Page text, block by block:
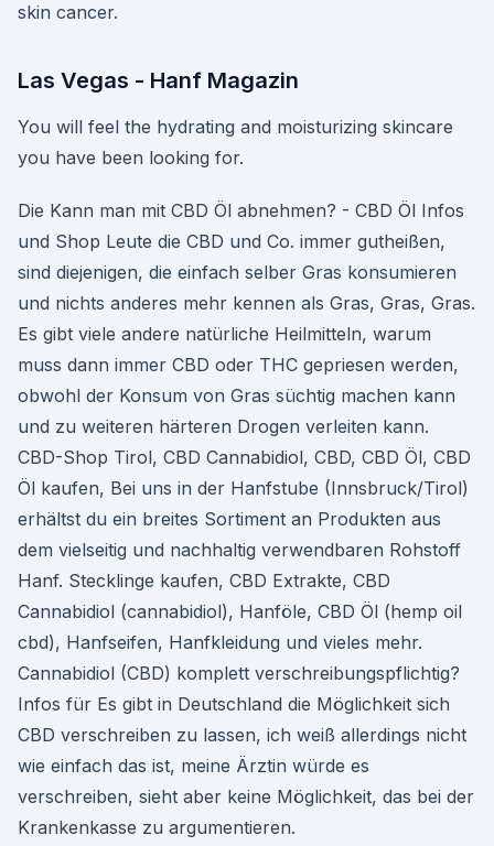
skin cancer.
Las Vegas - Hanf Magazin
You will feel the hydrating and moisturizing skincare
you have been looking for.
Die Kann man mit CBD Öl abnehmen? - CBD Öl Infos
und Shop Leute die CBD und Co. immer gutheißen,
sind diejenigen, die einfach selber Gras konsumieren
und nichts anderes mehr kennen als Gras, Gras, Gras.
Es gibt viele andere natürliche Heilmitteln, warum
muss dann immer CBD oder THC gepriesen werden,
obwohl der Konsum von Gras süchtig machen kann
und zu weiteren härteren Drogen verleiten kann.
CBD-Shop Tirol, CBD Cannabidiol, CBD, CBD Öl, CBD
Öl kaufen, Bei uns in der Hanfstube (Innsbruck/Tirol)
erhältst du ein breites Sortiment an Produkten aus
dem vielseitig und nachhaltig verwendbaren Rohstoff
Hanf. Stecklinge kaufen, CBD Extrakte, CBD
Cannabidiol (cannabidiol), Hanföle, CBD Öl (hemp oil
cbd), Hanfseifen, Hanfkleidung und vieles mehr.
Cannabidiol (CBD) komplett verschreibungspflichtig?
Infos für Es gibt in Deutschland die Möglichkeit sich
CBD verschreiben zu lassen, ich weiß allerdings nicht
wie einfach das ist, meine Ärztin würde es
verschreiben, sieht aber keine Möglichkeit, das bei der
Krankenkasse zu argumentieren.